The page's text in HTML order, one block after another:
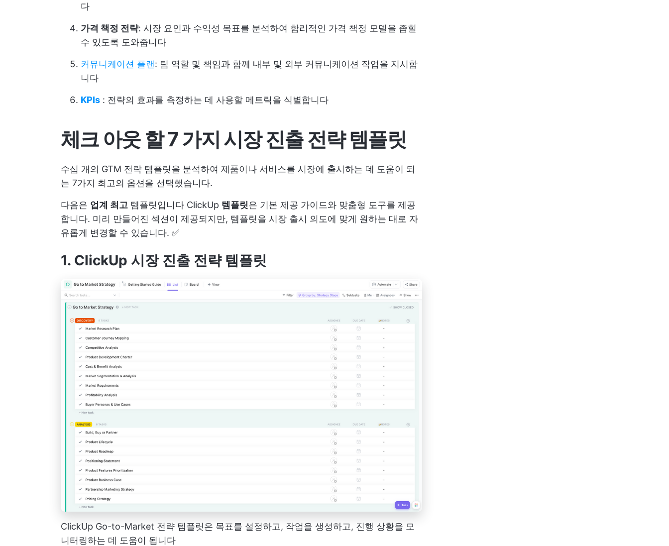
다
가격 책정 전략: 시장 요인과 수익성 목표를 분석하여 합리적인 가격 책정 모델을 좁힐
수 있도록 도와줍니다
커뮤니케이션 플랜: 팀 역할 및 책임과 함께 내부 및 외부 커뮤니케이션 작업을 지시합
니다
KPIs : 전략의 효과를 측정하는 데 사용할 메트릭을 식별합니다
체크 아웃 할 7 가지 시장 진출 전략 템플릿
수십 개의 GTM 전략 템플릿을 분석하여 제품이나 서비스를 시장에 출시하는 데 도움이 되
는 7가지 최고의 옵션을 선택했습니다.
다음은 업계 최고 템플릿입니다 ClickUp 템플릿은 기본 제공 가이드와 맞춤형 도구를 제공
합니다. 미리 만들어진 섹션이 제공되지만, 템플릿을 시장 출시 의도에 맞게 원하는 대로 자
유롭게 변경할 수 있습니다. ✅
1. ClickUp 시장 진출 전략 템플릿
ClickUp Go-to-Market 전략 템플릿은 목표를 설정하고, 작업을 생성하고, 진행 상황을 모
니터링하는 데 도움이 됩니다